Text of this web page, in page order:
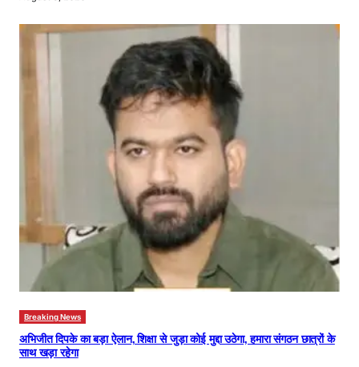
Breaking News
अभिजीत दिपके का बड़ा ऐलान, शिक्षा से जुड़ा कोई मुद्दा उठेगा, हमारा संगठन छात्रों के
साथ खड़ा रहेगा